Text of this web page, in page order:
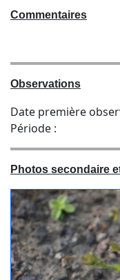
Commentaires
Observations
Date première
Période :
Photos secondaire